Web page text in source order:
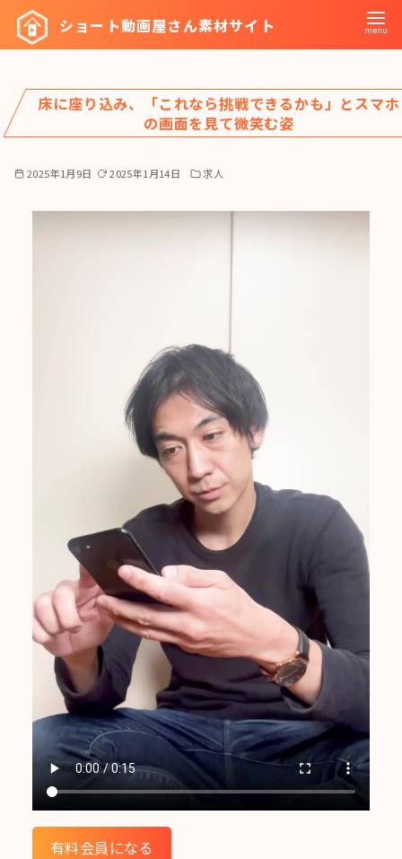
ツ
へ
ショート動画屋さん素材サイト
床に座り込み、「これなら挑戦できるかも」とスマホ
の画面を見て微笑む姿
2025年1月9日 2025年1月14日 求人
有料会員になる